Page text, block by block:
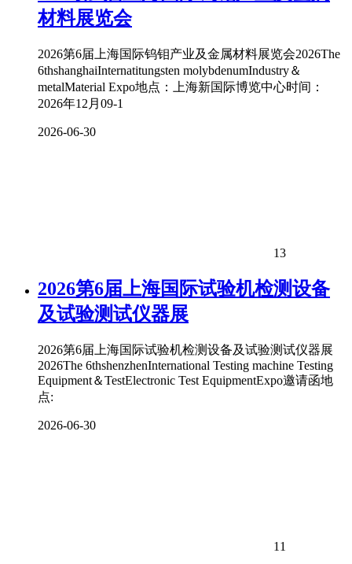
材料展览会
2026第6届上海国际钨钼产业及金属材料展览会2026The
6thshanghaiInternatitungsten molybdenumIndustry＆
metalMaterial Expo地点：上海新国际博览中心时间：
2026年12月09-1
2026-06-30
13
2026第6届上海国际试验机检测设备
及试验测试仪器展
2026第6届上海国际试验机检测设备及试验测试仪器展
2026The 6thshenzhenInternational Testing machine Testing
Equipment＆TestElectronic Test EquipmentExpo邀请函地
点:
2026-06-30
11